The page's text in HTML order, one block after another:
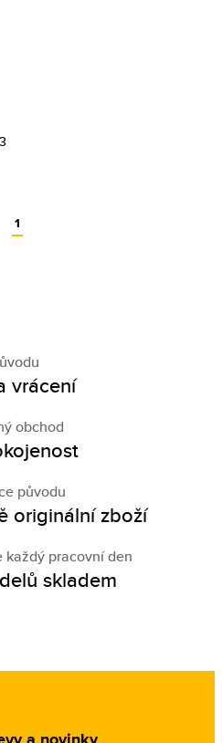
1
vrácení
obchod
původu
originální zboží
každý pracovní den
skladem